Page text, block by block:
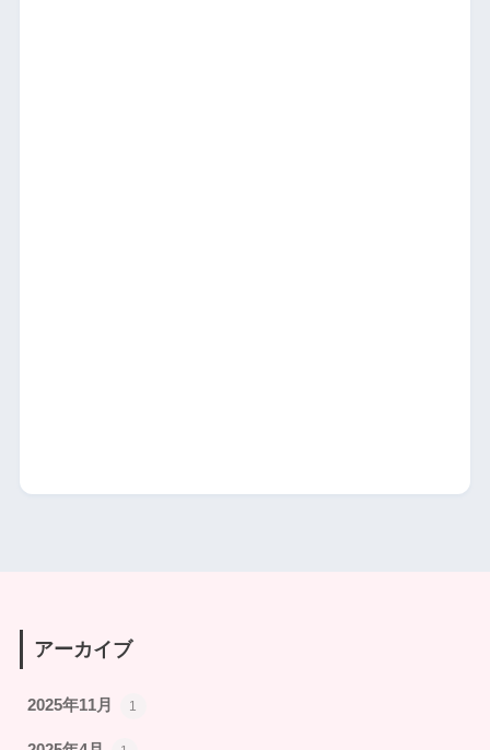
アーカイブ
2025年11月 1